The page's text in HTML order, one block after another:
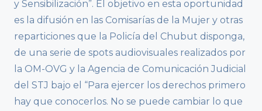
y Sensibilización”. El objetivo en esta oportunidad
es la difusión en las Comisarías de la Mujer y otras
reparticiones que la Policía del Chubut disponga,
de una serie de spots audiovisuales realizados por
la OM-OVG y la Agencia de Comunicación Judicial
del STJ bajo el “Para ejercer los derechos primero
hay que conocerlos. No se puede cambiar lo que